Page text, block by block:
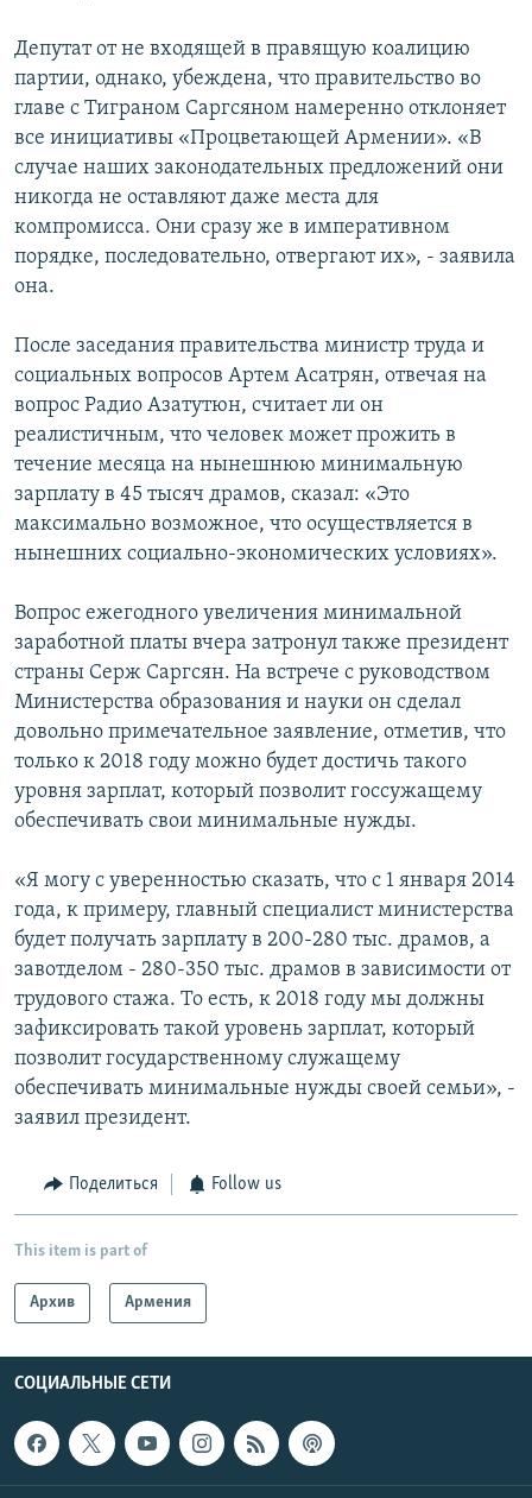
Депутат от не входящей в правящую коалицию
партии, однако, убеждена, что правительство во
главе с Тиграном Саргсяном намеренно отклоняет
все инициативы «Процветающей Армении». «В
случае наших законодательных предложений они
никогда не оставляют даже места для
компромисса. Они сразу же в императивном
порядке, последовательно, отвергают их», - заявила
она.
После заседания правительства министр труда и
социальных вопросов Артем Асатрян, отвечая на
вопрос Радио Азатутюн, считает ли он
реалистичным, что человек может прожить в
течение месяца на нынешнюю минимальную
зарплату в 45 тысяч драмов, сказал: «Это
максимально возможное, что осуществляется в
нынешних социально-экономических условиях».
Вопрос ежегодного увеличения минимальной
заработной платы вчера затронул также президент
страны Серж Саргсян. На встрече с руководством
Министерства образования и науки он сделал
довольно примечательное заявление, отметив, что
только к 2018 году можно будет достичь такого
уровня зарплат, который позволит госсужащему
обеспечивать свои минимальные нужды.
«Я могу с уверенностью сказать, что с 1 января 2014
года, к примеру, главный специалист министерства
будет получать зарплату в 200-280 тыс. драмов, а
завотделом - 280-350 тыс. драмов в зависимости от
трудового стажа. То есть, к 2018 году мы должны
зафиксировать такой уровень зарплат, который
позволит государственному служащему
обеспечивать минимальные нужды своей семьи», -
заявил президент.
Поделиться Follow us
This item is part of
Архив Армения
СОЦИАЛЬНЫЕ СЕТИ